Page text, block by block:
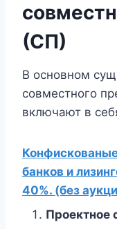
(СП)
В основном
совместного
включают в
банков и
40%. (без
Проектное